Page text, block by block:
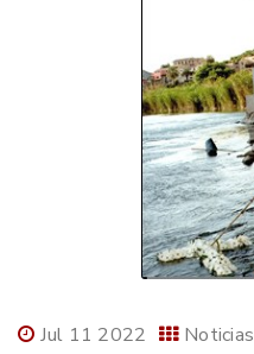
Jul 11 2022 Noticias